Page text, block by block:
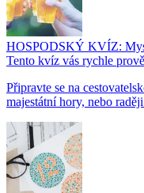
HOSPODSKÝ KVÍZ:
Tento kvíz vás rychle
Připravte se na
majestátní hory, nebo